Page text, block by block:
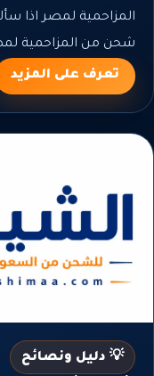
المزاحمية لمصر اذا
شحن من المزاحمية
تعرف على المزيد
💡 دليل ونصائح